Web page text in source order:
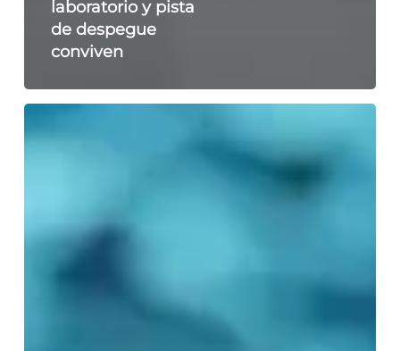
laboratorio y pista
de despegue
conviven